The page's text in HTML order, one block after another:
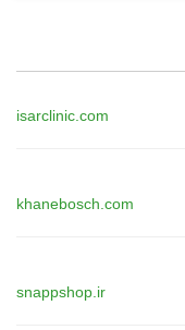
isarclinic.com
khanebosch.com
snappshop.ir